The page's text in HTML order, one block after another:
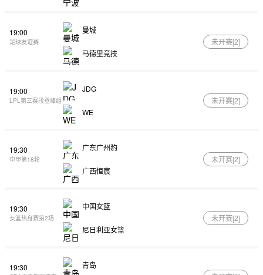
19:00
足球友谊赛
曼城
马德里竞技
未开赛[2]
19:00
LPL第三赛段登峰组
JDG
WE
未开赛[2]
19:30
中甲第18轮
广东广州豹
广西恒宸
未开赛[2]
19:30
女篮热身赛第2场
中国女篮
尼日利亚女篮
未开赛[2]
19:30 青岛